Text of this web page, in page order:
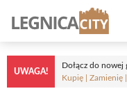
treści
UWAGA!
Dołącz do nowej
Kupię | Zamienię